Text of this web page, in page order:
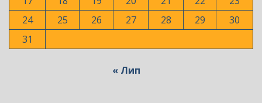
24
25 26 27 28 29
30
31
« Лип